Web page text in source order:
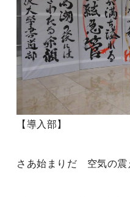
【導入部】
さあ始まりだ 空気の